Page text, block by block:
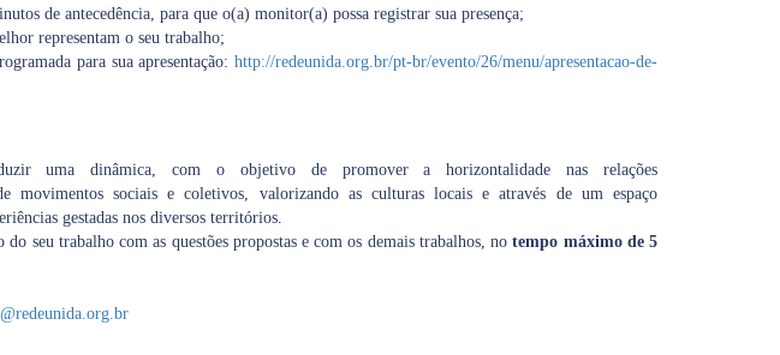
de antecedência, para que o(a) monitor(a) possa registrar sua presença;
representam o seu trabalho;
para sua apresentação: http://redeunida.org.br/pt-br/evento/26/menu/apresentacao-de-
uma dinâmica, com o objetivo de promover a horizontalidade nas relações
de movimentos sociais e coletivos, valorizando as culturas locais e através de um espaço
gestadas nos diversos territórios.
seu trabalho com as questões propostas e com os demais trabalhos, notempo máximo de 5